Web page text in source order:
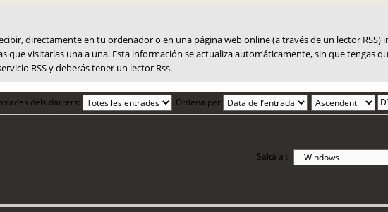
directamente en tu ordenador o en una página web online (a través de un lector
que visitarlas una a una. Esta información se actualiza automáticamente, sin que tengas
RSS y deberás tener un lector Rss.
dels darrers: Ordena per
Salta a :